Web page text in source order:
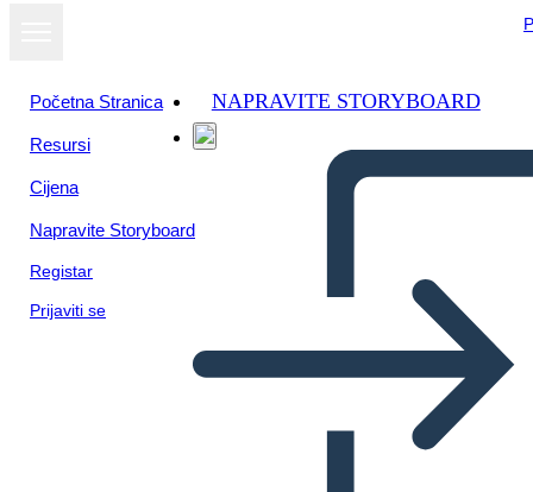
Početna Stranica
Resursi
Cijena
Napravite Storyboard
Registar
Prijaviti se
NAPRAVITE STORYBOARD
Prikaži kao
dijaprojekciju